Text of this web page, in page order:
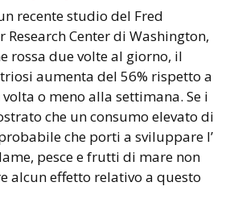
recente studio del Fred
Research Center di Washington,
rossa due volte al giorno, il
aumenta del 56% rispetto a
o meno alla settimana. Se i
che un consumo elevato di
che porti a sviluppare l’
pesce e frutti di mare non
alcun effetto relativo a questo